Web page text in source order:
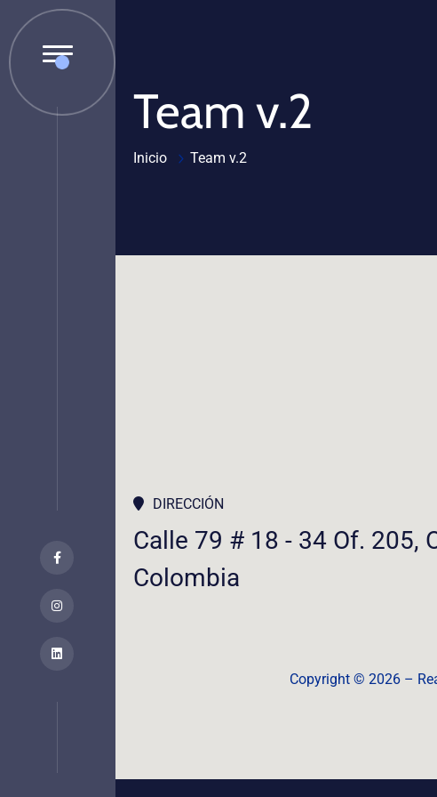
Team v.2
Inicio Team v.2
DIRECCIÓN
Calle 79 # 18 - 34 Of. 205,
Colombia
Copyright ©️ 2026 –